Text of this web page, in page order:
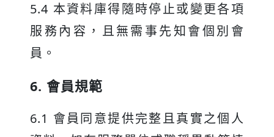
5.4 本資料庫得隨時停止或變更各項
服務內容，且無需事先知會個別會
員。
6. 會員規範
6.1 會員同意提供完整且真實之個人